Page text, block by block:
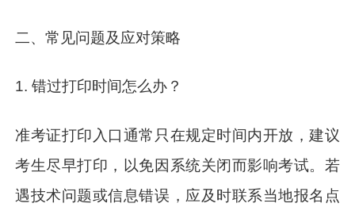
二、常见问题及应对策略
1. 错过打印时间怎么办？
准考证打印入口通常只在规定时间内开放，建议
考生尽早打印，以免因系统关闭而影响考试。若
遇技术问题或信息错误，应及时联系当地报名点